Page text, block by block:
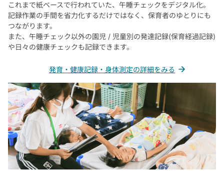
これまで紙ベースで行われていた、午睡チェックをデジタル化。
記録作業の手間を省力化するだけではなく、保育者のゆとりにも
つながります。
また、午睡チェック以外の園児 / 児童別の発達記録(保育経過記録)
や日々の健康チェックも記録できます。
発育・健康記録・身体測定の詳細をみる